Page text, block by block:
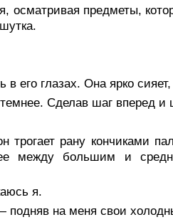
осматривая предметы,
его глазах. Она ярко
Сделав шаг вперед и
трогает рану кончиками
между большим и
я.
на меня свои